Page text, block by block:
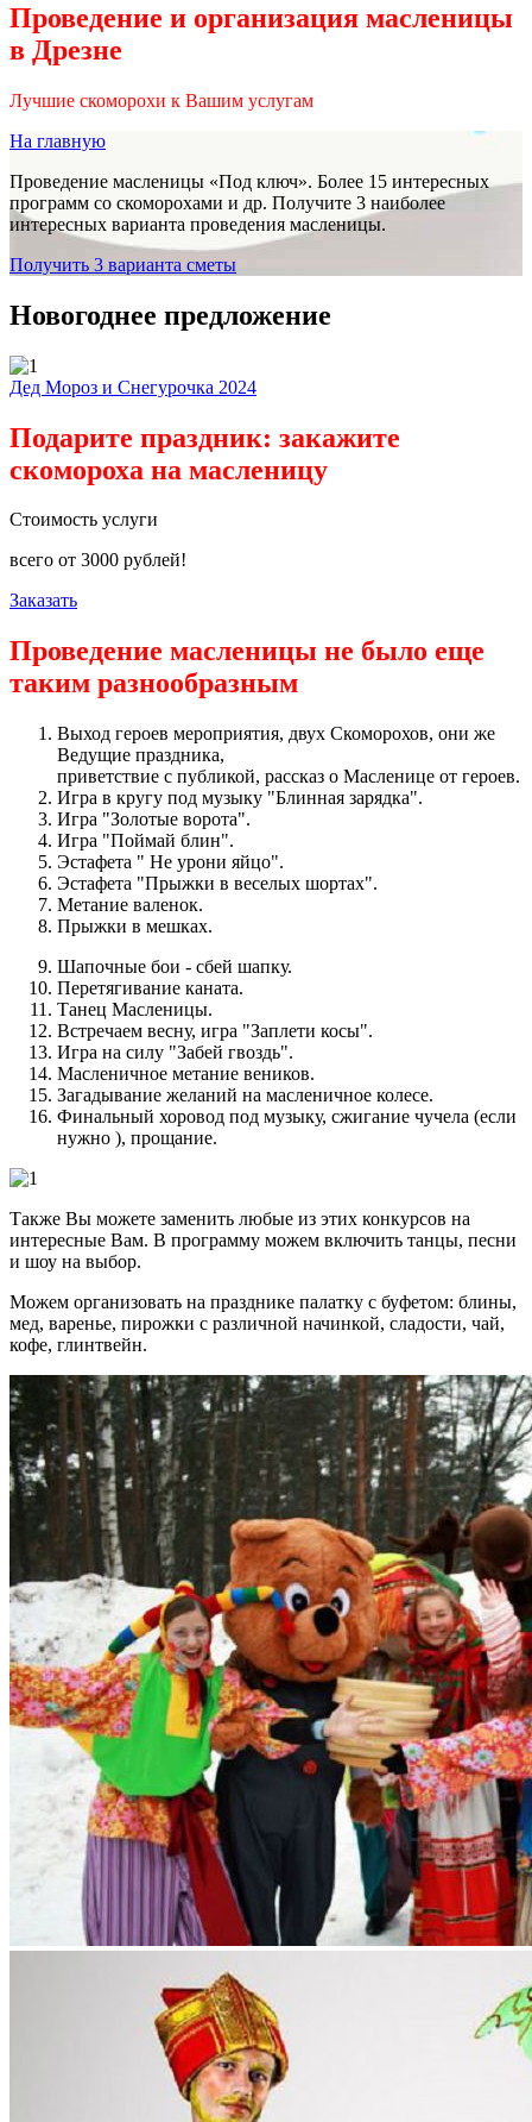
Проведение и организация масленицы
в Дрезне
Лучшие скоморохи к Вашим услугам
На главную
Проведение масленицы «Под ключ». Более 15 интересных
программ со скоморохами и др. Получите 3 наиболее
интересных варианта проведения масленицы.
Получить 3 варианта сметы
Новогоднее предложение
Дед Мороз и Снегурочка 2024
Подарите праздник: закажите
скомороха на масленицу
Стоимость услуги
всего от 3000 рублей!
Заказать
Проведение масленицы не было еще
таким разнообразным
Выход героев мероприятия, двух Скоморохов, они же
Ведущие праздника,
приветствие с публикой, рассказ о Масленице от героев.
Игра в кругу под музыку "Блинная зарядка".
Игра "Золотые ворота".
Игра "Поймай блин".
Эстафета " Не урони яйцо".
Эстафета "Прыжки в веселых шортах".
Метание валенок.
Прыжки в мешках.
Шапочные бои - сбей шапку.
Перетягивание каната.
Танец Масленицы.
Встречаем весну, игра "Заплети косы".
Игра на силу "Забей гвоздь".
Масленичное метание веников.
Загадывание желаний на масленичное колесе.
Финальный хоровод под музыку, сжигание чучела (если
нужно ), прощание.
Также Вы можете заменить любые из этих конкурсов на
интересные Вам. В программу можем включить танцы, песни
и шоу на выбор.
Можем организовать на празднике палатку с буфетом: блины,
мед, варенье, пирожки с различной начинкой, сладости, чай,
кофе, глинтвейн.